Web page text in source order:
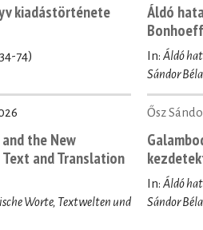
kiadástörténete
74)
Áldó
In: Áldó
Sándor
and the New
and Translation
Worte, Textwelten und
Ősz
In: Áldó
Sándor